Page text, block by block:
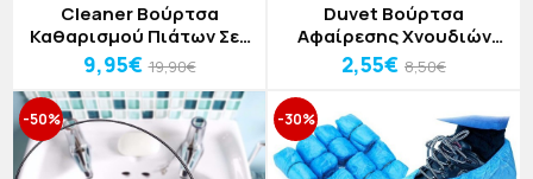
Cleaner Βούρτσα
Καθαρισμού Πιάτων Σετ
5 Τεμαχίων 29,5x8cm
9,95€ 19,90€
Duvet Βούρτσα
Αφαίρεσης Χνουδιών
17x4,5x2cm
2,55€ 8,50€
-50% -30%